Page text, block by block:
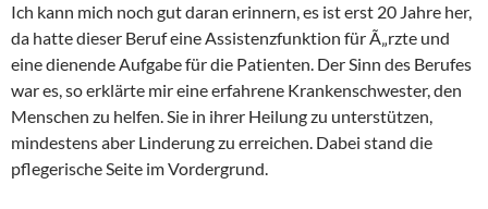
Ich kann mich noch gut daran erinnern, es ist erst 20 Jahre her,
da hatte dieser Beruf eine Assistenzfunktion für Ã„rzte und
eine dienende Aufgabe für die Patienten. Der Sinn des Berufes
war es, so erklärte mir eine erfahrene Krankenschwester, den
Menschen zu helfen. Sie in ihrer Heilung zu unterstützen,
mindestens aber Linderung zu erreichen. Dabei stand die
pflegerische Seite im Vordergrund.